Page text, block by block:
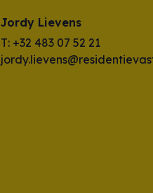
Jordy Lievens
T: +32 483 07 52 21